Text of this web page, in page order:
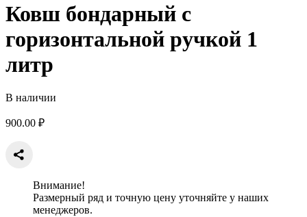
Ковш бондарный с
горизонтальной ручкой 1
литр
В наличии
900.00 ₽
Внимание!
Размерный ряд и точную цену уточняйте у наших
менеджеров.